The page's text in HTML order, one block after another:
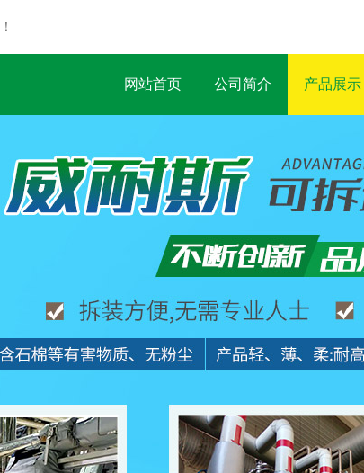
网站首页 公司简介 产品展示